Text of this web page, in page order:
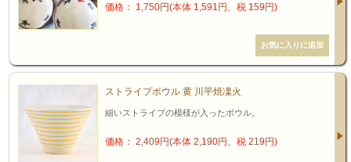
価格： 1,750円(本体 1,591円、税 159円)
ストライプボウル 黄 川平焼凜火
細いストライプの模様が入ったボウル。
価格： 2,409円(本体 2,190円、税 219円)